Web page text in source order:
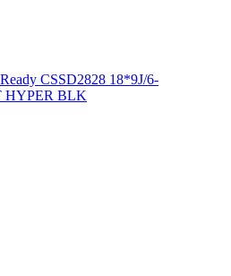
CSSD2828 18*9J/6-
HYPER BLK